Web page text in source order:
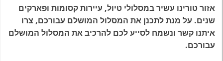
אזור טורינו עשיר במסלולי טיול, עיירות קסומות ופארקים
שנים. על מנת לתכנן את המסלול המושלם עבורכם, צרו
איתנו קשר ונשמח לסייע לכם להרכיב את המסלול המושלם
עבורכם.